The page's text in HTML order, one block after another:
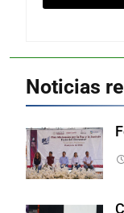
Noticias